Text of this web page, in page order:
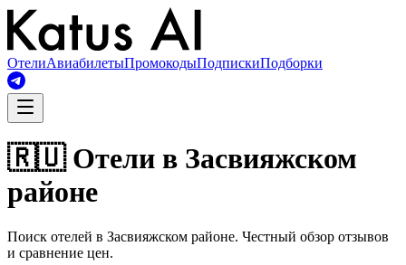
ОтелиАвиабилетыПромокодыПодпискиПодборки
🇷🇺 Отели в Засвияжском
районе
Поиск отелей в Засвияжском районе. Честный обзор отзывов
и сравнение цен.